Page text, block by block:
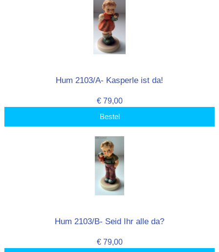
Hum 2103/A- Kasperle ist da!
€ 79,00
Bestel
Hum 2103/B- Seid Ihr alle da?
€ 79,00